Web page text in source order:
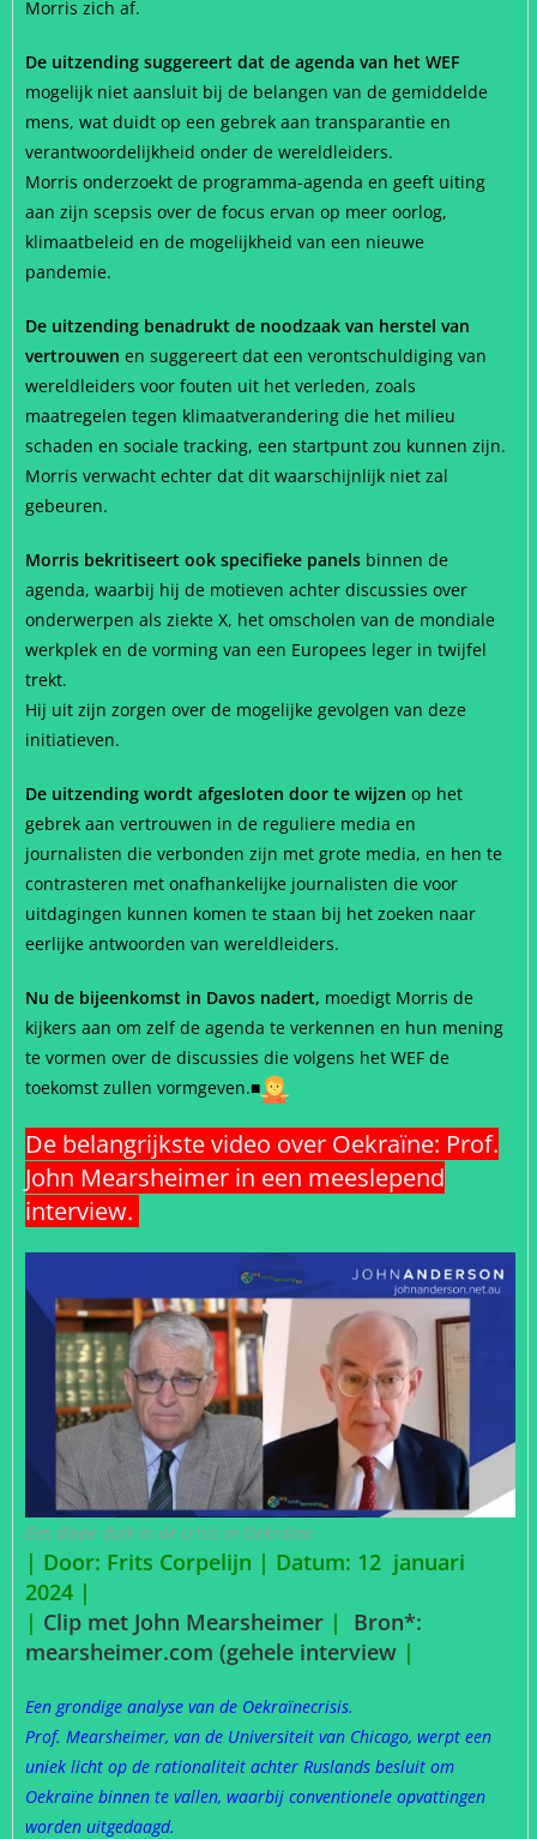
Morris zich af.
De uitzending suggereert dat de agenda van het WEF
mogelijk niet aansluit bij de belangen van de gemiddelde
mens, wat duidt op een gebrek aan transparantie en
verantwoordelijkheid onder de wereldleiders.
Morris onderzoekt de programma-agenda en geeft uiting
aan zijn scepsis over de focus ervan op meer oorlog,
klimaatbeleid en de mogelijkheid van een nieuwe
pandemie.
De uitzending benadrukt de noodzaak van herstel van
vertrouwen en suggereert dat een verontschuldiging van
wereldleiders voor fouten uit het verleden, zoals
maatregelen tegen klimaatverandering die het milieu
schaden en sociale tracking, een startpunt zou kunnen zijn.
Morris verwacht echter dat dit waarschijnlijk niet zal
gebeuren.
Morris bekritiseert ook specifieke panels binnen de
agenda, waarbij hij de motieven achter discussies over
onderwerpen als ziekte X, het omscholen van de mondiale
werkplek en de vorming van een Europees leger in twijfel
trekt.
Hij uit zijn zorgen over de mogelijke gevolgen van deze
initiatieven.
De uitzending wordt afgesloten door te wijzen op het
gebrek aan vertrouwen in de reguliere media en
journalisten die verbonden zijn met grote media, en hen te
contrasteren met onafhankelijke journalisten die voor
uitdagingen kunnen komen te staan ​​bij het zoeken naar
eerlijke antwoorden van wereldleiders.
Nu de bijeenkomst in Davos nadert, moedigt Morris de
kijkers aan om zelf de agenda te verkennen en hun mening
te vormen over de discussies die volgens het WEF de
toekomst zullen vormgeven.■
De belangrijkste video over Oekraïne: Prof.
John Mearsheimer in een meeslepend
interview.
Een diepe duik in de crisis in Oekraïne.
| Door: Frits Corpelijn | Datum: 12 januari
2024 |
| Clip met John Mearsheimer |
Bron*:
mearsheimer.com (gehele interview |
Een grondige analyse van de Oekraïnecrisis.
Prof. Mearsheimer, van de Universiteit van Chicago, werpt een
uniek licht op de rationaliteit achter Ruslands besluit om
Oekraïne binnen te vallen, waarbij conventionele opvattingen
worden uitgedaagd.